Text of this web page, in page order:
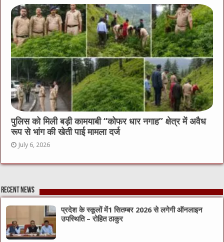
पुलिस को मिली बड़ी कामयाबी “कोफर धार नगाह” क्षेत्र में अवैध
रूप से भांग की खेती पाई मामला दर्ज
July 6, 2026
Recent News
प्रदेश के स्कूलों में1 सितम्बर 2026 से लगेगी ऑनलाइन
उपस्थिति – रोहित ठाकुर